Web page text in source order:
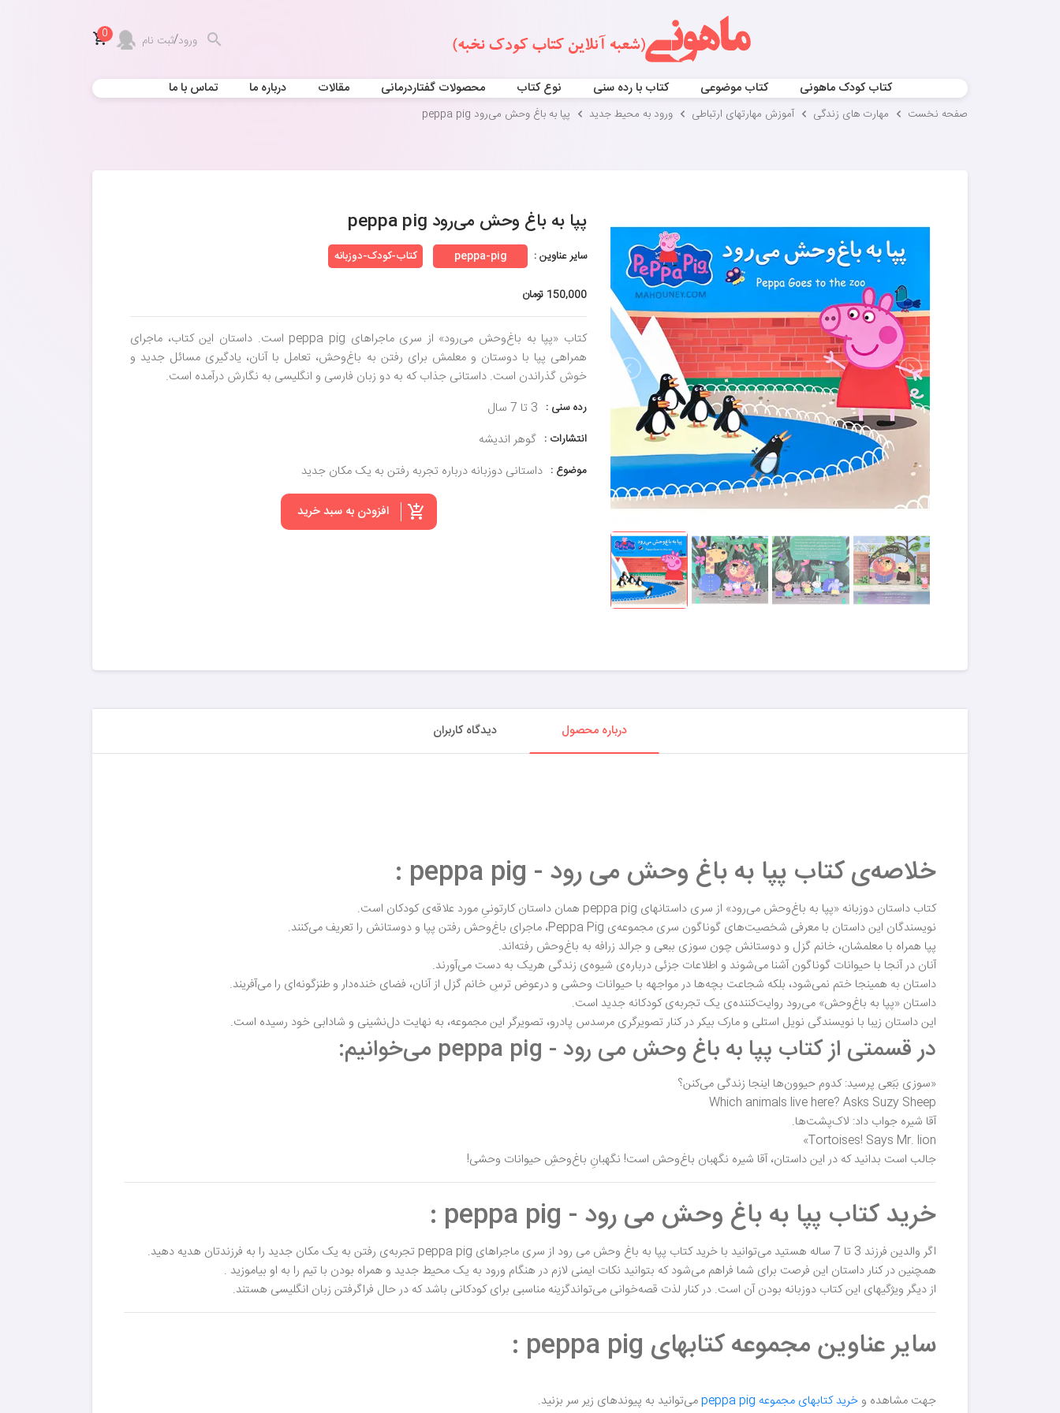
ورود/ثبت نام 0
کتاب کودک ماهونی کتاب موضوعی کتاب با رده سنی نوع کتاب محصولات گفتاردرمانی مقالات درباره ما تماس با ما
صفحه نخست مهارت های زندگی آموزش مهارتهای ارتباطی ورود به محیط جدید پپا به باغ وحش می‌رود peppa pig
پپا به باغ وحش می‌رود peppa pig
سایر عناوین : peppa-pig کتاب-کودک-دوزبانه
150,000 تومان
کتاب «پپا به باغ‌وحش می‌رود» از سری ماجراهای peppa pig است. داستان این کتاب، ماجرای
همراهی پپا با دوستان و معلمش برای رفتن به باغ‌وحش، تعامل با آنان، یادگیری مسائل جدید و
خوش گذراندن است. داستانی جذاب که به دو زبان فارسی و انگلیسی به نگارش درآمده است.
رده سنی : 3 تا 7 سال
انتشارات : گوهر اندیشه
موضوع : داستانی دوزبانه درباره تجربه رفتن به یک مکان جدید
افزودن به سبد خرید
درباره محصول دیدگاه کاربران
خلاصه‌ی کتاب پپا به باغ وحش می رود - peppa pig :
کتاب داستان دوزبانه «پپا به باغ‌وحش می‌رود» از سری داستانهای peppa pig همان داستان کارتونیِ مورد علاقه‌ی کودکان است.
نویسندگان این داستان با معرفی شخصیت‌های گوناگون سری مجموعه‌ی Peppa Pig، ماجرای باغ‌وحش رفتن پپا و دوستانش را تعریف می‌کنند.
پپا همراه با معلمشان، خانم گزل و دوستانش چون سوزی ببعی و جرالد زرافه به باغ‌وحش رفته‌اند.
آنان در آنجا با حیوانات گوناگون آشنا می‌شوند و اطلاعات جزئی درباره‌ی شیوه‌ی زندگی هریک به دست می‌آورند.
داستان به همینجا ختم نمی‌شود، بلکه شجاعت بچه‌ها در مواجهه با حیوانات وحشی و درعوض ترسِ خانم گزل از آنان، فضای خنده‌دار و طنزگونه‌ای را می‌آفریند.
داستان «پپا به باغ‌وحش» می‌رود روایت‌کننده‌ی یک تجربه‌ی کودکانه جدید است.
این داستان زیبا با نویسندگی نویل استلی و مارک بیکر در کنار تصویرگری مرسدس پادرو، تصویرگر این مجموعه، به نهایت دل‌نشینی و شادابی خود رسیده است.
در قسمتی از کتاب پپا به باغ وحش می رود - peppa pig می‌خوانیم:
«سوزی بَبَعی پرسید: کدوم حیوون‌ها اینجا زندگی می‌کنن؟
Which animals live here? Asks Suzy Sheep
آقا شیره جواب داد: لاک‌پشت‌ها.
Tortoises! Says Mr. lion»
جالب است بدانید که در این داستان، آقا شیره نگهبان باغ‌وحش است! نگهبانِ باغ‌وحشِ حیوانات وحشی!
خرید کتاب پپا به باغ وحش می رود - peppa pig :
اگر والدین فرزند 3 تا 7 ساله هستید می‌توانید با خرید کتاب پپا به باغ وحش می رود از سری ماجراهای peppa pig تجربه‌ی رفتن به یک مکان جدید را به فرزندتان هدیه دهید.
همچنین در کنار داستان این فرصت برای شما فراهم می‌شود که بتوانید نکات ایمنی لازم در هنگام ورود به یک محیط جدید و همراه بودن با تیم را به او بیاموزید .
از دیگر ویژگیهای این کتاب دوزبانه بودن آن است. در کنار لذت قصه‌خوانی می‌تواندگزینه مناسبی برای کودکانی باشد که در حال فراگرفتن زبان انگلیسی هستند.
سایر عناوین مجموعه کتابهای peppa pig :
جهت مشاهده و خرید کتابهای مجموعه peppa pig
می‌توانید به پیوندهای زیر سر بزنید.